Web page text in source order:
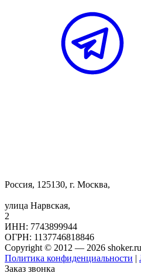
Россия, 125130, г. Москва,
улица Нарвская,
2
ИНН: 7743899944
ОГРН: 1137746818846
Copyright © 2012 — 2026
Политика конфиденциальности |
Заказ звонка